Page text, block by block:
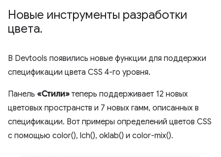
Новые инструменты разработки
цвета.
В Devtools появились новые функции для поддержки
спецификации цвета CSS 4-го уровня.
Панель «Стили» теперь поддерживает 12 новых
цветовых пространств и 7 новых гамм, описанных в
спецификации. Вот примеры определений цветов CSS
с помощью color(), lch(), oklab() и color-mix().